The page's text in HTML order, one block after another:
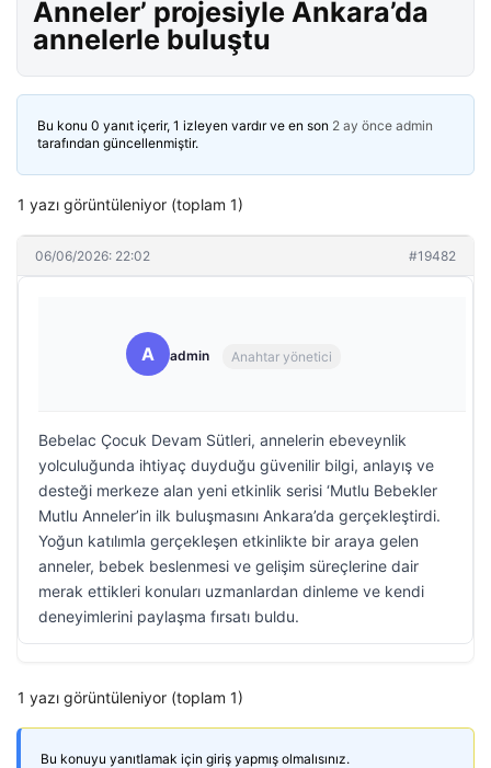
Anneler’ projesiyle Ankara’da
annelerle buluştu
Bu konu 0 yanıt içerir, 1 izleyen vardır ve en son 2 ay önce admin
tarafından güncellenmiştir.
1 yazı görüntüleniyor (toplam 1)
06/06/2026: 22:02 #19482
A admin Anahtar yönetici
Bebelac Çocuk Devam Sütleri, annelerin ebeveynlik
yolculuğunda ihtiyaç duyduğu güvenilir bilgi, anlayış ve
desteği merkeze alan yeni etkinlik serisi ‘Mutlu Bebekler
Mutlu Anneler’in ilk buluşmasını Ankara’da gerçekleştirdi.
Yoğun katılımla gerçekleşen etkinlikte bir araya gelen
anneler, bebek beslenmesi ve gelişim süreçlerine dair
merak ettikleri konuları uzmanlardan dinleme ve kendi
deneyimlerini paylaşma fırsatı buldu.
1 yazı görüntüleniyor (toplam 1)
Bu konuyu yanıtlamak için giriş yapmış olmalısınız.